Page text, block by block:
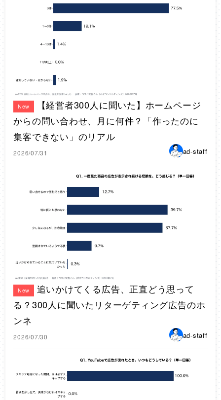
New
【経営者300人に聞いた】ホームページ
からの問い合わせ、月に何件？「作ったのに
集客できない」のリアル
2026/07/31 ad-staff
New
追いかけてくる広告、正直どう思って
る？300人に聞いたリターゲティング広告のホ
ンネ
2026/07/30 ad-staff